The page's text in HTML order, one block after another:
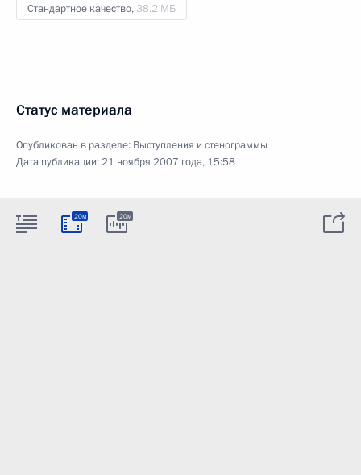
Стандартное качество, 38.2 МБ
Статус материала
Опубликован в разделе: Выступления и стенограммы
Дата публикации:21 ноября 2007 года, 15:58
20м 20м